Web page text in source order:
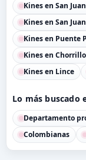
Kines en San
Kines en San
Kines en Puente
Kines en
Kines en Lince
Lo más buscado
Departamento
Colombianas